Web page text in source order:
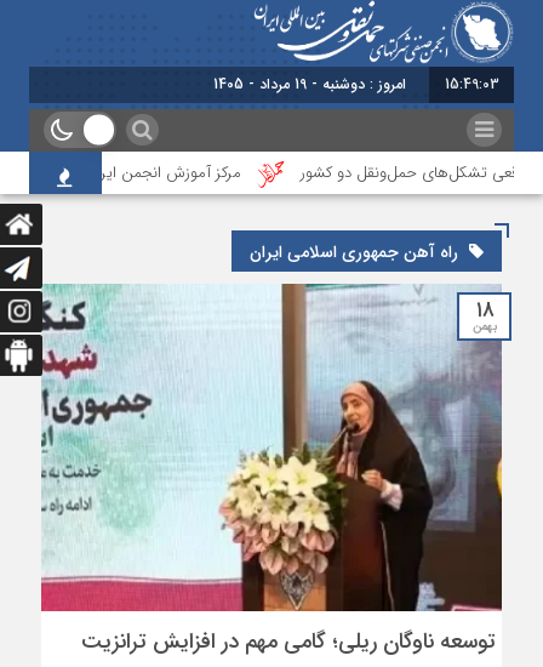
15:49:04 امروز : دوشنبه - 19 مرداد - 1405
واقعی تشکل‌‌های حمل‌ونقل دو کشور مرکز آموزش انجمن ایران، نخستین
راه آهن جمهوری اسلامی ایران
۱۸
بهمن
توسعه ناوگان ریلی؛ گامی مهم در افزایش ترانزیت